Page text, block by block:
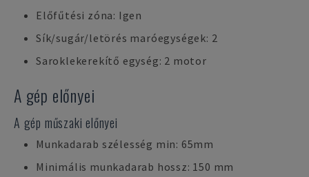
Előfűtési zóna: Igen
Sík/sugár/letörés maróegységek: 2
Saroklekerekítő egység: 2 motor
A gép előnyei
A gép műszaki előnyei
Munkadarab szélesség min: 65mm
Minimális munkadarab hossz: 150 mm